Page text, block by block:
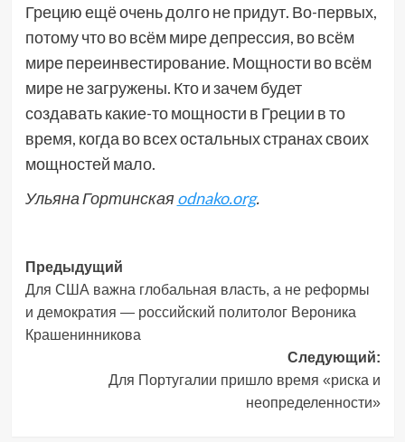
Грецию ещё очень долго не придут. Во-первых,
потому что во всём мире депрессия, во всём
мире переинвестирование. Мощности во всём
мире не загружены. Кто и зачем будет
создавать какие-то мощности в Греции в то
время, когда во всех остальных странах своих
мощностей мало.
Ульяна Гортинская odnako.org.
Навигация
записи
Предыдущий
Для США важна глобальная власть, а не реформы
и демократия — российский политолог Вероника
Крашенинникова
Следующий:
Для Португалии пришло время «риска и
неопределенности»